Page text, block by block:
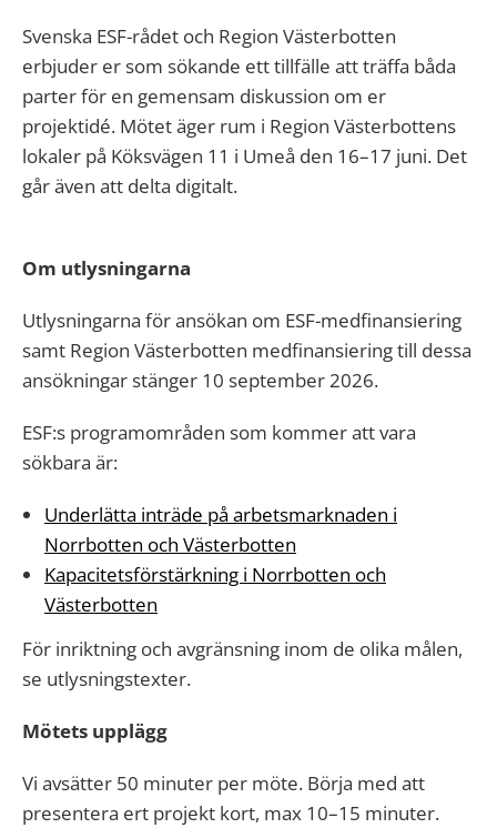
Svenska ESF-rådet och Region Västerbotten
erbjuder er som sökande ett tillfälle att träffa båda
parter för en gemensam diskussion om er
projektidé. Mötet äger rum i Region Västerbottens
lokaler på Köksvägen 11 i Umeå den 16–17 juni. Det
går även att delta digitalt.
Om utlysningarna
Utlysningarna för ansökan om ESF-medfinansiering
samt Region Västerbotten medfinansiering till dessa
ansökningar stänger 10 september 2026.
ESF:s programområden som kommer att vara
sökbara är:
Underlätta inträde på arbetsmarknaden i
Norrbotten och Västerbotten
Kapacitetsförstärkning i Norrbotten och
Västerbotten
För inriktning och avgränsning inom de olika målen,
se utlysningstexter.
Mötets upplägg
Vi avsätter 50 minuter per möte. Börja med att
presentera ert projekt kort, max 10–15 minuter.